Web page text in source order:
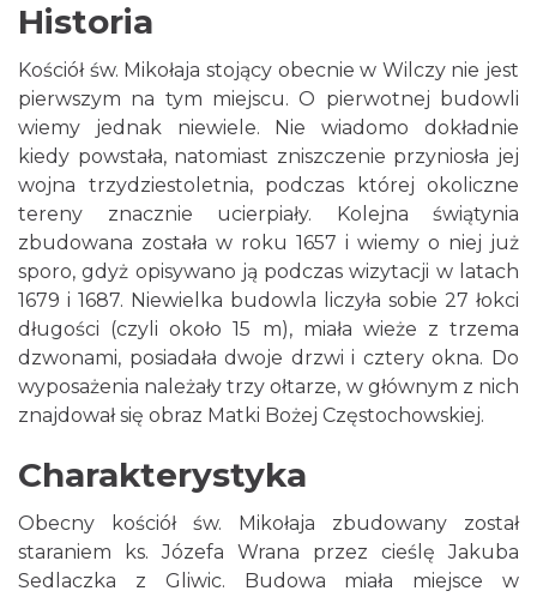
Historia
Kościół św. Mikołaja stojący obecnie w Wilczy nie jest
pierwszym na tym miejscu. O pierwotnej budowli
wiemy jednak niewiele. Nie wiadomo dokładnie
kiedy powstała, natomiast zniszczenie przyniosła jej
wojna trzydziestoletnia, podczas której okoliczne
tereny znacznie ucierpiały. Kolejna świątynia
zbudowana została w roku 1657 i wiemy o niej już
sporo, gdyż opisywano ją podczas wizytacji w latach
1679 i 1687. Niewielka budowla liczyła sobie 27 łokci
długości (czyli około 15 m), miała wieże z trzema
dzwonami, posiadała dwoje drzwi i cztery okna. Do
wyposażenia należały trzy ołtarze, w głównym z nich
znajdował się obraz Matki Bożej Częstochowskiej.
Charakterystyka
Obecny kościół św. Mikołaja zbudowany został
staraniem ks. Józefa Wrana przez cieślę Jakuba
Sedlaczka z Gliwic. Budowa miała miejsce w